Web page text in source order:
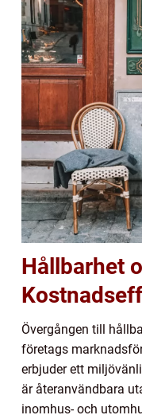
Hållbarhet
Övergången till
företags
erbjuder ett
är återanvändbara
inomhus- och